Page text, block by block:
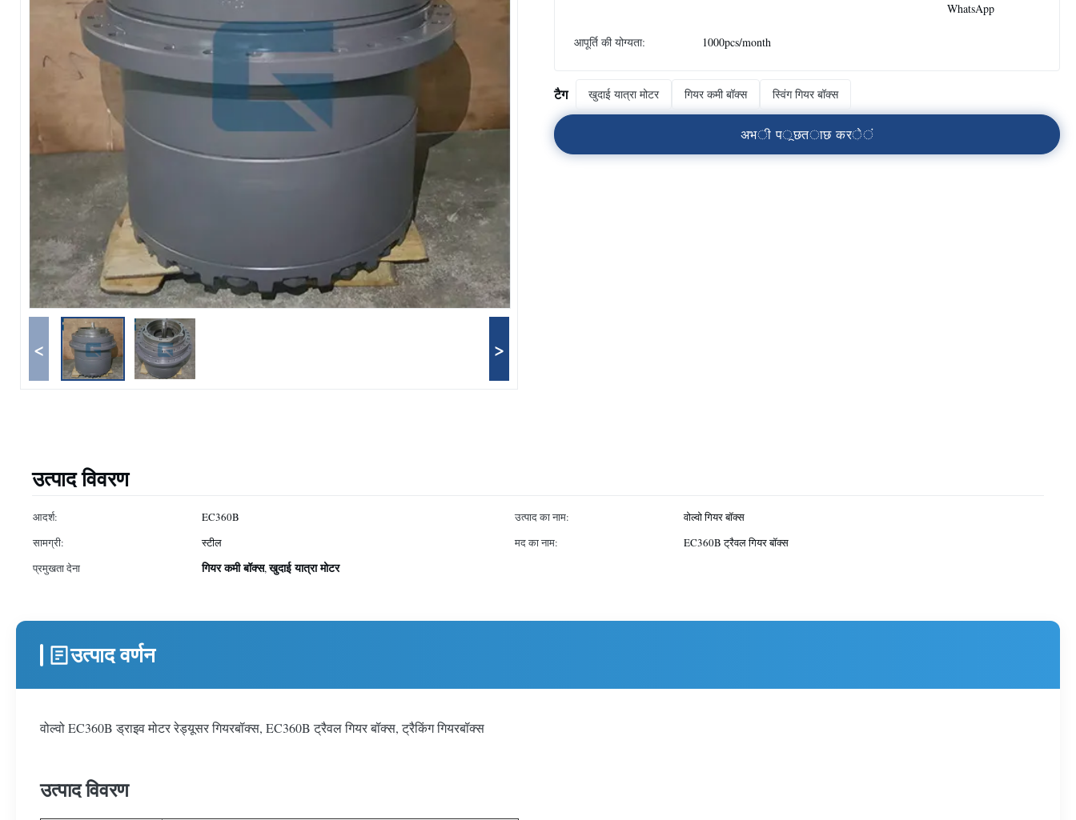
< >
WhatsApp
आपूर्ति की योग्यता: 1000pcs/month
टैग खुदाई यात्रा मोटर गियर कमी बॉक्स स्विंग गियर बॉक्स
अभी पूछताछ करें
उत्पाद विवरण
आदर्श: EC360B उत्पाद का नाम:
वोल्वो गियर बॉक्स
सामग्री:
स्टील मद का नाम:
EC360B ट्रैवल गियर बॉक्स
प्रमुखता देना
गियर कमी बॉक्स,खुदाई यात्रा मोटर
उत्पाद वर्णन
वोल्वो EC360B ड्राइव मोटर रेड्यूसर गियरबॉक्स, EC360B ट्रैवल गियर बॉक्स, ट्रैकिंग गियरबॉक्स
उत्पाद विवरण